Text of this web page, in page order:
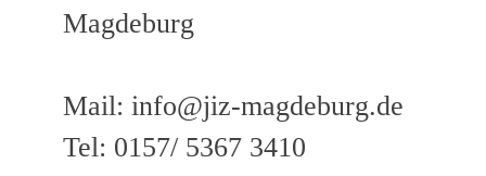
Magdeburg
Mail: info@jiz-magdeburg.de
Tel: 0157/ 5367 3410